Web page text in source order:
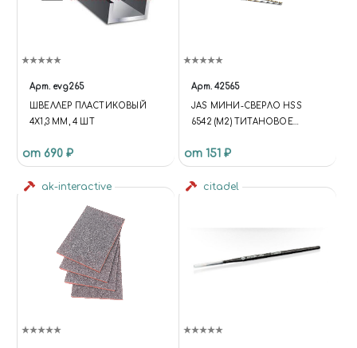
Арт. evg265
ШВЕЛЛЕР ПЛАСТИКОВЫЙ
4Х1,3 ММ, 4 ШТ
от 690 ₽
Арт. 42565
JAS МИНИ-СВЕРЛО HSS
6542 (M2) ТИТАНОВОЕ
от 151 ₽
ak-interactive citadel